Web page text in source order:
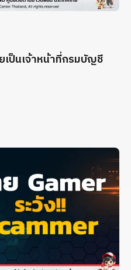
ป็นเจ้าหน้าที่กรมบัญชี